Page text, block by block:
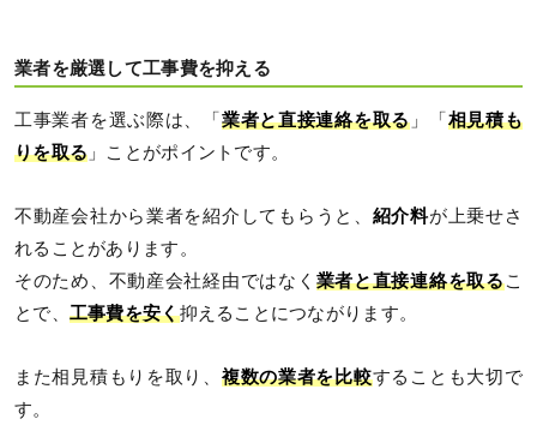
業者を厳選して工事費を抑える
工事業者を選ぶ際は、「 業者と直接連絡を取る 」「 相見積も
りを取る 」ことがポイントです。
不動産会社から業者を紹介してもらうと、 紹介料が上乗せさ
れることがあります。
そのため、不動産会社経由ではなく 業者と直接連絡を取るこ
とで、 工事費を安く抑えることにつながります。
また相見積もりを取り、 複数の業者を比較することも大切で
す。